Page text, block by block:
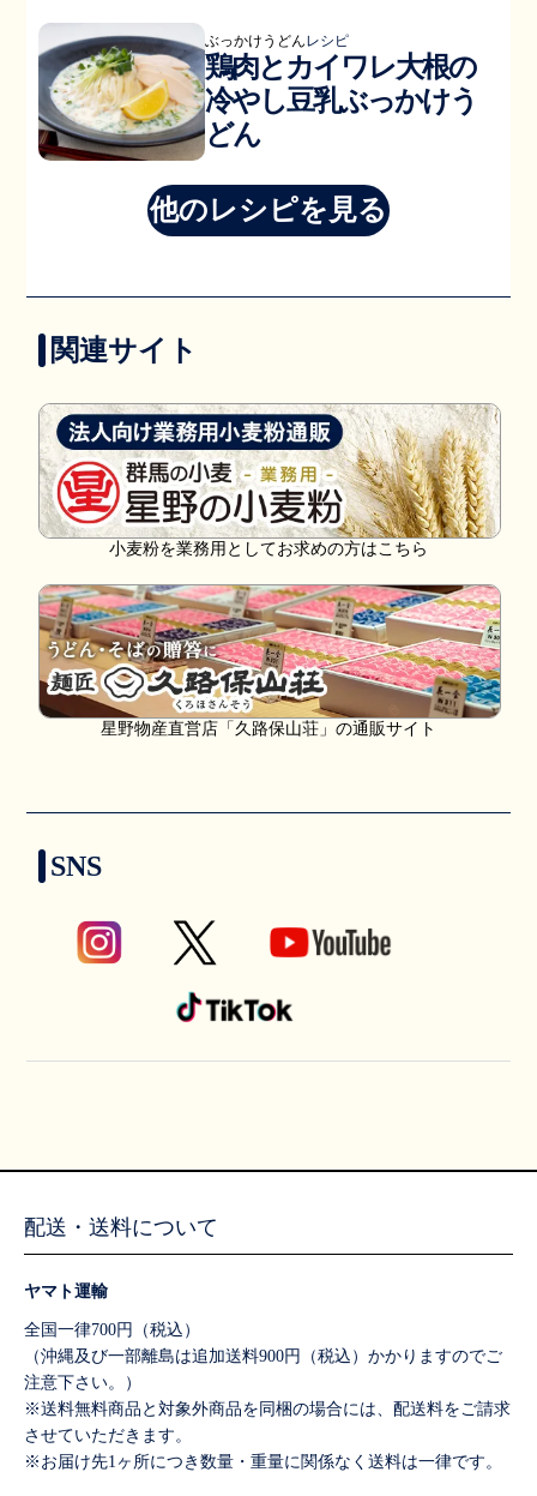
ぶっかけうどんレシピ
鶏肉とカイワレ大根の
冷やし豆乳ぶっかけう
どん
他のレシピを見る
関連サイト
小麦粉を業務用としてお求めの方はこちら
星野物産直営店「久路保山荘」の通販サイト
SNS
配送・送料について
ヤマト運輸
全国一律700円（税込）
（沖縄及び一部離島は追加送料900円（税込）かかりますのでご
注意下さい。）
※送料無料商品と対象外商品を同梱の場合には、配送料をご請求
させていただきます。
※お届け先1ヶ所につき数量・重量に関係なく送料は一律です。